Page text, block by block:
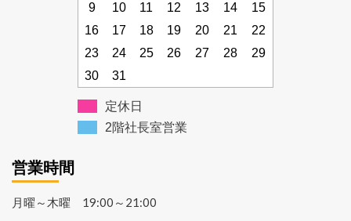
9
10 11 12 13 14
15
16
17 18 19 20 21
22
23
24 25 26 27 28
29
30
31
定休日
2階社長室営業
営業時間
月曜～木曜 19:00～21:00